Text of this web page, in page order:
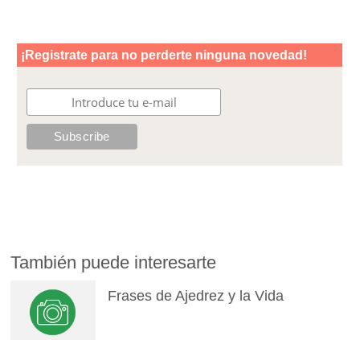
También puede interesarte
Frases de Ajedrez y la Vida